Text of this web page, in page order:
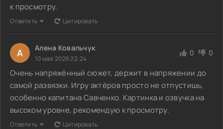
к просмотру.
Ответить Цитировать
А Алена Ковальчук
10 мая 2026 22:24
0 0
Очень напряжённый сюжет, держит в напряжении до
самой развязки. Игру актёров просто не отпустишь,
особенно капитана Савченко. Картинка и озвучка на
высоком уровне, рекомендую к просмотру.
Ответить Цитировать